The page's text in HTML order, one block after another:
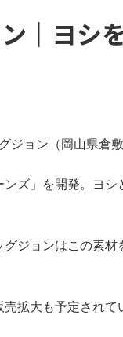
｜ヨシ
ョン（岡山県倉
ズ」を開発。ヨ
ジョンはこの素
拡大も予定されて